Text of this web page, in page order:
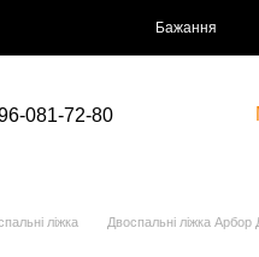
Бажання
081-72-80
ліжка
Двоспальні ліжка Арбор